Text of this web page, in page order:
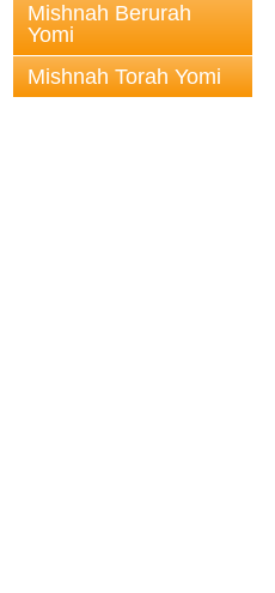
Mishnah Berurah
Yomi
Mishnah Torah Yomi